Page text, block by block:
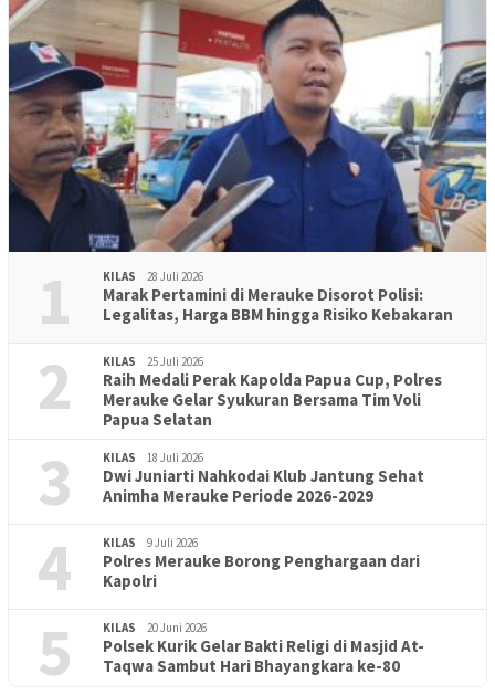
1 KILAS 28 Juli 2026
Marak Pertamini di Merauke Disorot Polisi:
Legalitas, Harga BBM hingga Risiko Kebakaran
2 KILAS 25 Juli 2026
Raih Medali Perak Kapolda Papua Cup, Polres
Merauke Gelar Syukuran Bersama Tim Voli
Papua Selatan
3 KILAS 18 Juli 2026
Dwi Juniarti Nahkodai Klub Jantung Sehat
Animha Merauke Periode 2026-2029
4 KILAS 9 Juli 2026
Polres Merauke Borong Penghargaan dari
Kapolri
5 KILAS 20 Juni 2026
Polsek Kurik Gelar Bakti Religi di Masjid At-
Taqwa Sambut Hari Bhayangkara ke-80